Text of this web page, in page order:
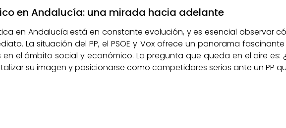
en Andalucía: una mirada hacia adelante
en Andalucía está en constante evolución, y es esencial observar
La situación del PP, el PSOE y Vox ofrece un panorama
el ámbito social y económico. La pregunta que queda en el aire es:
su imagen y posicionarse como competidores serios ante un PP